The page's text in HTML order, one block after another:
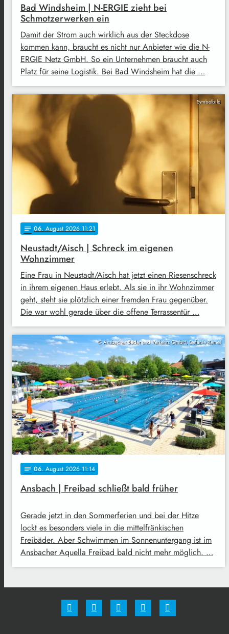
Bad Windsheim | N-ERGIE zieht bei
Schmotzerwerken ein
Damit der Strom auch wirklich aus der Steckdose
kommen kann, braucht es nicht nur Anbieter wie die N-
ERGIE Netz GmbH. So ein Unternehmen braucht auch
Platz für seine Logistik. Bei Bad Windsheim hat die …
Symbolbild
notes 06. August 2026 11:21
Neustadt/Aisch | Schreck im eigenen
Wohnzimmer
Eine Frau in Neustadt/Aisch hat jetzt einen Riesenschreck
in ihrem eigenen Haus erlebt. Als sie in ihr Wohnzimmer
geht, steht sie plötzlich einer fremden Frau gegenüber.
Die war wohl gerade über die offene Terrassentür …
© Ansbacher Bäder und Verkehrs GmbH, Stefanie Remel
notes 06. August 2026 11:14
Ansbach | Freibad schließt bald früher
Gerade jetzt in den Sommerferien und bei der Hitze
lockt es besonders viele in die mittelfränkischen
Freibäder. Aber Schwimmen im Sonnenuntergang ist im
Ansbacher Aquella Freibad bald nicht mehr möglich. …